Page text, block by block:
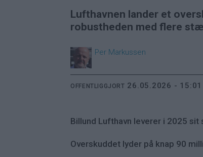
Lufthavnen lander et
robustheden med flere
Per Markussen
OFFENTLIGGJORT 26.05.2026 - 15:01
Billund Lufthavn leverer i 2025
Overskuddet lyder på knap 90